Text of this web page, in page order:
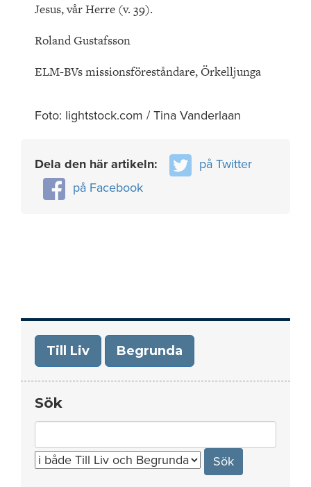
Jesus, vår Herre (v. 39).
Roland Gustafsson
ELM-BVs missionsföreståndare, Örkelljunga
Foto: lightstock.com / Tina Vanderlaan
Dela den här artikeln:
på Twitter
på Facebook
Till Liv Begrunda
Sök
for: